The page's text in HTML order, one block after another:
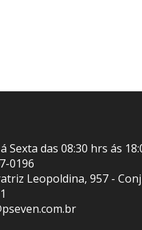
Sexta das 08:30 hrs ás
0196
Leopoldina, 957 -